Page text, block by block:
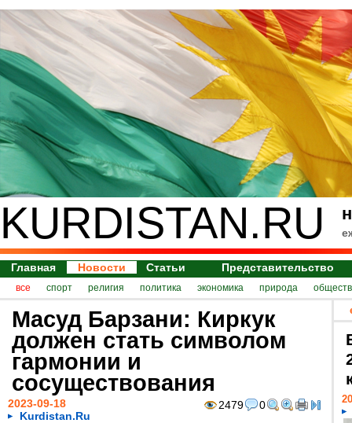
KURDISTAN.RU
Главная Новости Статьи Представительство
все спорт религия политика экономика природа
Масуд Барзани: Киркук
должен стать символом
гармонии и
сосуществования
2479 0
2023-09-18
Kurdistan.Ru